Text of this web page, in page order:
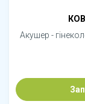
Акушер -